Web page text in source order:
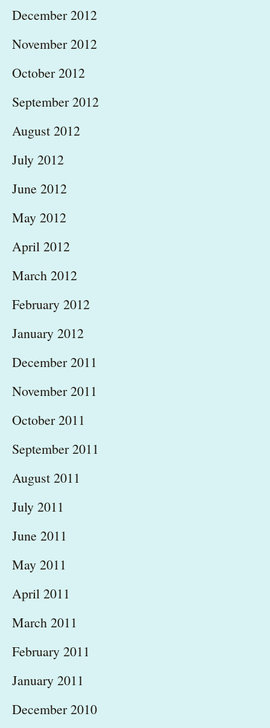
December 2012
November 2012
October 2012
September 2012
August 2012
July 2012
June 2012
May 2012
April 2012
March 2012
February 2012
January 2012
December 2011
November 2011
October 2011
September 2011
August 2011
July 2011
June 2011
May 2011
April 2011
March 2011
February 2011
January 2011
December 2010